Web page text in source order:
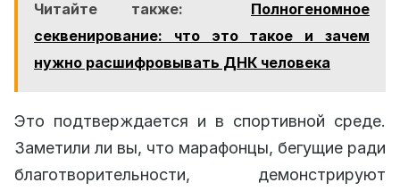
Читайте также:
Полногеномное
секвенирование: что это такое и зачем
нужно расшифровывать ДНК человека
Это подтверждается и в спортивной среде.
Заметили ли вы, что марафонцы, бегущие ради
благотворительности, демонстрируют